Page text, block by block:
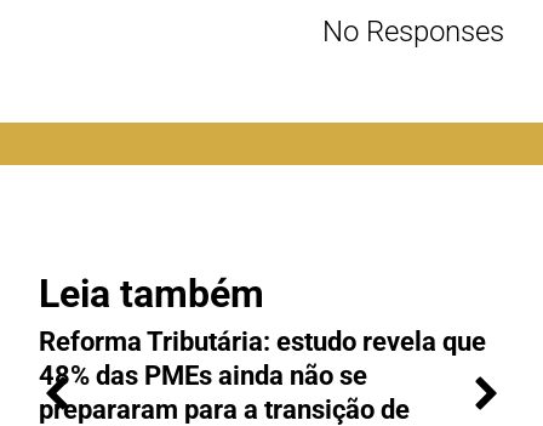
No Responses
Leia também
Reforma Tributária: estudo revela que
48% das PMEs ainda não se
prepararam para a transição de